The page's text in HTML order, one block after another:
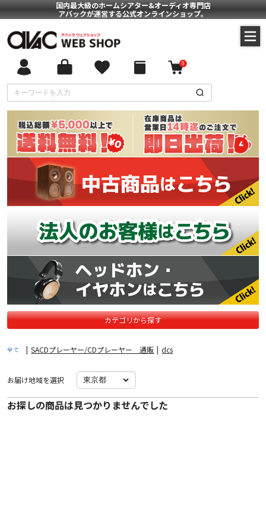
国内最大級のホームシアター&オーディオ専門店
アバックが運営する公式オンラインショップ。
0
カテゴリから探す
全て | SACDプレーヤー/CDプレーヤー 通販 | dcs
お届け地域を選択
お探しの商品は見つかりませんでした